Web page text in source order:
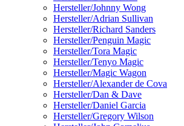
Hersteller/Johnny Wong
Hersteller/Adrian Sullivan
Hersteller/Richard Sanders
Hersteller/Penguin Magic
Hersteller/Tora Magic
Hersteller/Tenyo Magic
Hersteller/Magic Wagon
Hersteller/Alexander de Cova
Hersteller/Dan & Dave
Hersteller/Daniel Garcia
Hersteller/Gregory Wilson